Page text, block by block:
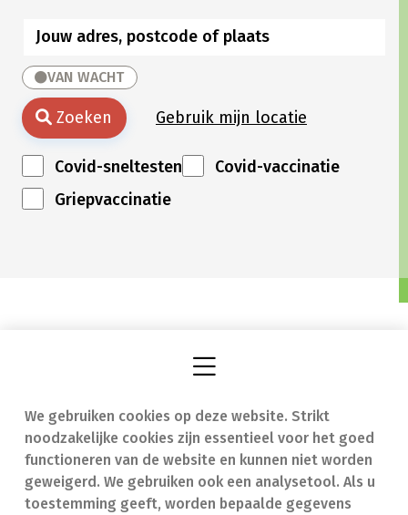
We gebruiken cookies op deze website. Strikt
noodzakelijke cookies zijn essentieel voor het goed
functioneren van de website en kunnen niet worden
geweigerd. We gebruiken ook een analysetool. Als u
toestemming geeft, worden bepaalde gegevens
VAN WACHT
Zoeken Gebruik mijn locatie
Covid-sneltesten
Covid-vaccinatie
Griepvaccinatie
Vind een apotheek
Onze expertise
Ziekten
In geval van nood
Contact
Veelgestelde vragen